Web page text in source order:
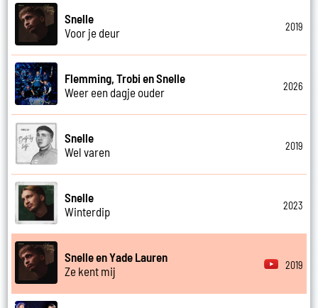
Snelle
Voor je deur
2019
Flemming, Trobi en Snelle
Weer een dagje ouder
2026
Snelle
Wel varen
2019
Snelle
Winterdip
2023
Snelle en Yade Lauren
Ze kent mij
2019